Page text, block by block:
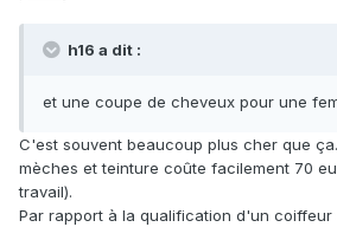
h16 a dit :
et une coupe de cheveux pour une
C'est souvent beaucoup plus cher que
mèches et teinture coûte facilement 70
travail).
Par rapport à la qualification d'un coiffeur